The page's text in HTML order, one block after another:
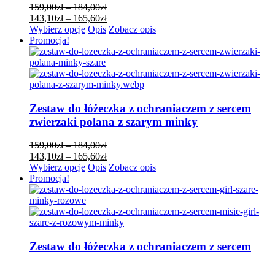
produktu
159,00zł – 184,00złZakres
cen:
od
do
143,10zł – 165,60złZakres
cen:
143,10zł
165,60zł
Wybierz opcje Ten
ma
wiele
wariantów.
Opcje
wybrać
na
stronie
Opis Zobacz opis
Promocja!
Zestaw do łóżeczka z ochraniaczem z sercem
zwierzaki polana z szarym minky
159,00zł – 184,00złZakres
cen:
od
do
143,10zł – 165,60złZakres
cen:
143,10zł
165,60zł
Wybierz opcje Ten
ma
wariantów.
Opcje
wybrać
Opis Zobacz opis
Promocja!
Zestaw do łóżeczka z ochraniaczem z sercem